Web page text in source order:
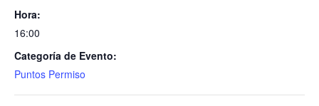
Hora:
16:00
Categoría de Evento:
Puntos Permiso